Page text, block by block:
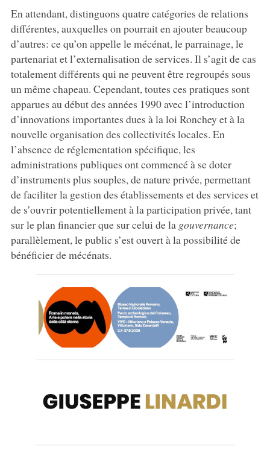
En attendant, distinguons quatre catégories de relations
différentes, auxquelles on pourrait en ajouter beaucoup
d’autres: ce qu’on appelle le mécénat, le parrainage, le
partenariat et l’externalisation de services. Il s’agit de cas
totalement différents qui ne peuvent être regroupés sous
un même chapeau. Cependant, toutes ces pratiques sont
apparues au début des années 1990 avec l’introduction
d’innovations importantes dues à la loi Ronchey et à la
nouvelle organisation des collectivités locales. En
l’absence de réglementation spécifique, les
administrations publiques ont commencé à se doter
d’instruments plus souples, de nature privée, permettant
de faciliter la gestion des établissements et des services et
de s’ouvrir potentiellement à la participation privée, tant
sur le plan financier que sur celui de la gouvernance;
parallèlement, le public s’est ouvert à la possibilité de
bénéficier de mécénats.